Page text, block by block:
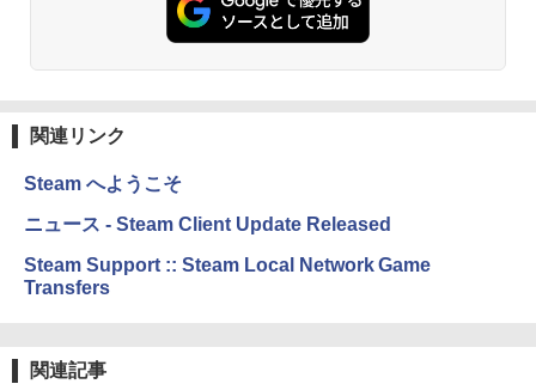
Amazon Kindle Paperwhite (16GB) 7イ
週間持続バッテリー、広告なし、ブラッ
ージ、防水、7インチカラーディスプレ
テリー、広告無し、ブラック (2025年発
関連リンク
Steam へようこそ
ニュース - Steam Client Update Released
Steam Support :: Steam Local Network Game
Transfers
関連記事